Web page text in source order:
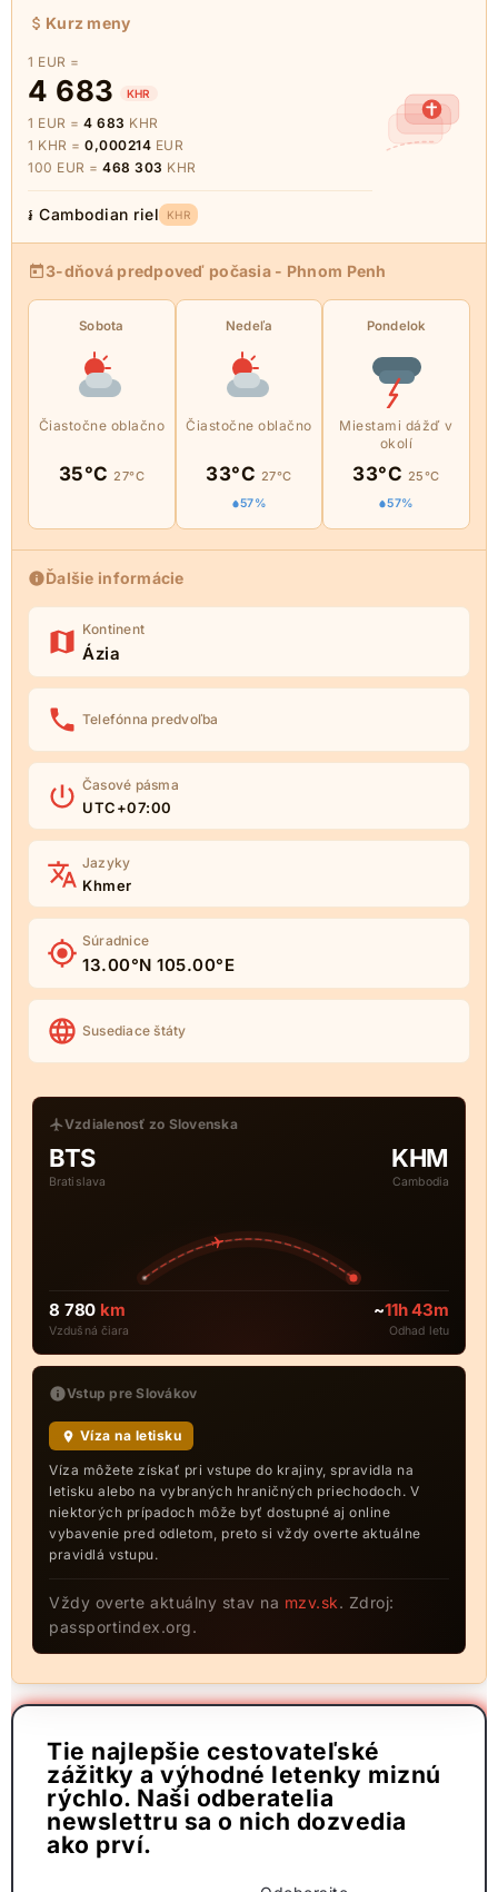
Kurz meny
1 EUR =
4 683 KHR
1 EUR = 4 683 KHR
1 KHR = 0,000214 EUR
100 EUR = 468 303 KHR
៛ Cambodian riel KHR
3-dňová predpoveď počasia - Phnom Penh
Sobota
Čiastočne oblačno
35°C27°C
Nedeľa
Čiastočne oblačno
33°C 27°C
57%
Pondelok
Miestami dážď v
okolí
33°C 25°C
57%
Ďalšie informácie
Kontinent
Ázia
Telefónna predvoľba
Časové pásma
UTC+07:00
Jazyky
Khmer
Súradnice
13.00°N 105.00°E
Susediace štáty
Vzdialenosť zo Slovenska
BTS
Bratislava
KHM
Cambodia
8 780 km
Vzdušná čiara
~11h 43m
Odhad letu
Vstup pre Slovákov
Víza na letisku
Víza môžete získať pri vstupe do krajiny, spravidla na
letisku alebo na vybraných hraničných priechodoch. V
niektorých prípadoch môže byť dostupné aj online
vybavenie pred odletom, preto si vždy overte aktuálne
pravidlá vstupu.
Vždy overte aktuálny stav na mzv.sk. Zdroj:
passportindex.org.
Tie najlepšie cestovateľské
zážitky a výhodné letenky miznú
rýchlo. Naši odberatelia
newslettru sa o nich dozvedia
ako prví.